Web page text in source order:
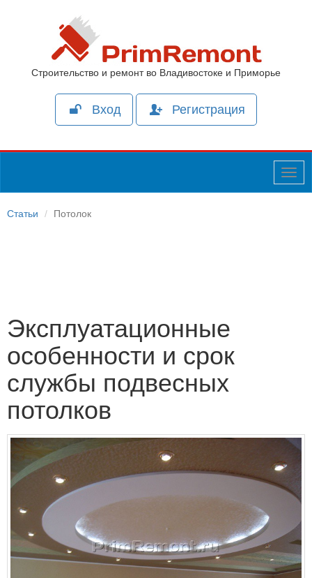
Строительство и ремонт во Владивостоке и Приморье
Вход Регистрация
Статьи Потолок
Эксплуатационные
особенности и срок
службы подвесных
потолков